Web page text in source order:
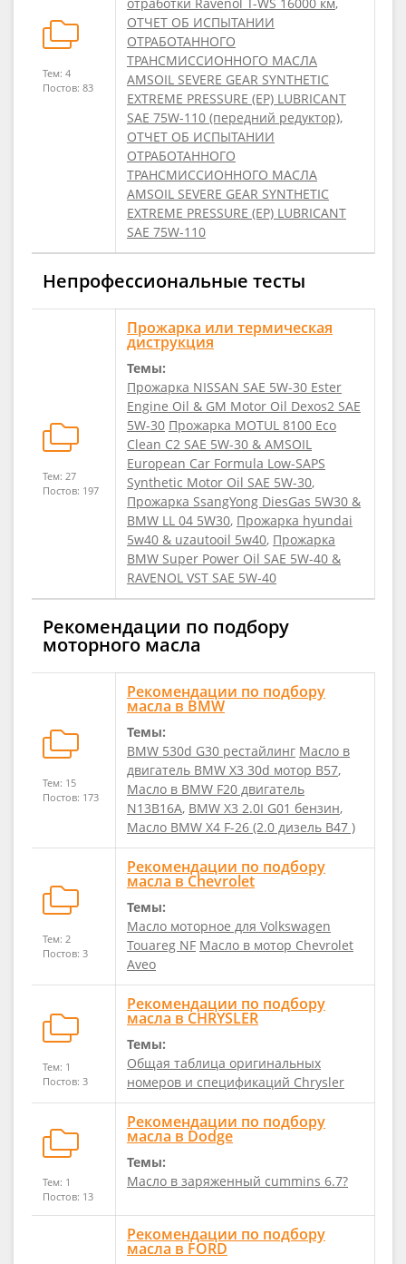
Тем: 4
Постов: 83
ОТЧЕТ ОБ ИСПЫТАНИИ
ОТРАБОТАННОГО
ТРАНСМИССИОННОГО МАСЛА
AMSOIL SEVERE GEAR SYNTHETIC
EXTREME PRESSURE (EP) LUBRICANT
SAE 75W-110 (передний редуктор),
ОТЧЕТ ОБ ИСПЫТАНИИ
ОТРАБОТАННОГО
ТРАНСМИССИОННОГО МАСЛА
AMSOIL SEVERE GEAR SYNTHETIC
EXTREME PRESSURE (EP) LUBRICANT
SAE 75W-110
Непрофессиональные тесты
Тем: 27
Постов: 197
Прожарка или термическая
диструкция
Темы:
Прожарка NISSAN SAE 5W-30 Ester
Engine Oil & GM Motor Oil Dexos2 SAE
5W-30 Прожарка MOTUL 8100 Eco
Clean C2 SAE 5W-30 & AMSOIL
European Car Formula Low-SAPS
Synthetic Motor Oil SAE 5W-30,
Прожарка SsangYong DiesGas 5W30 &
BMW LL 04 5W30, Прожарка hyundai
5w40 & uzautooil 5w40, Прожарка
BMW Super Power Oil SAE 5W-40 &
RAVENOL VST SAE 5W-40
Рекомендации по подбору
моторного масла
Тем: 15
Постов: 173
Рекомендации по подбору
масла в BMW
Темы:
BMW 530d G30 рестайлинг Масло в
двигатель BMW X3 30d мотор B57,
Масло в BMW F20 двигатель
N13B16A, BMW X3 2.0I G01 бензин,
Масло BMW X4 F-26 (2.0 дизель B47 )
Тем: 2
Постов: 3
Рекомендации по подбору
масла в Сhevrolet
Темы:
Масло моторное для Volkswagen
Touareg NF Масло в мотор Сhevrolet
Aveo
Тем: 1
Постов: 3
Рекомендации по подбору
масла в CHRYSLER
Темы:
Общая таблица оригинальных
номеров и спецификаций Chrysler
Тем: 1
Постов: 13
Рекомендации по подбору
масла в Dodge
Темы:
Масло в заряженный cummins 6.7?
Рекомендации по подбору
масла в FORD